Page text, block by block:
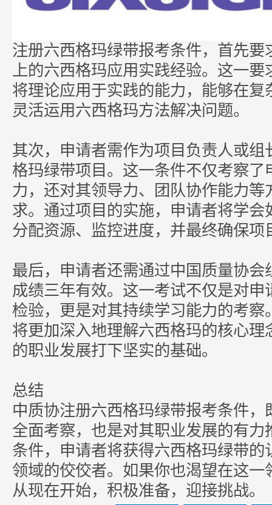
注册六西格玛绿带报考条件，首先要
上的六西格玛应用实践经验。这一要
将理论应用于实践的能力，能够在复
灵活运用六西格玛方法解决问题。
其次，申请者需作为项目负责人或组
格玛绿带项目。这一条件不仅考察了
力，还对其领导力、团队协作能力等
求。通过项目的实施，申请者将学会
分配资源、监控进度，并最终确保项
最后，申请者还需通过中国质量协会
成绩三年有效。这一考试不仅是对申
检验，更是对其持续学习能力的考察
将更加深入地理解六西格玛的核心理
的职业发展打下坚实的基础。
总结
中质协注册六西格玛绿带报考条件，
全面考察，也是对其职业发展的有力
条件，申请者将获得六西格玛绿带的
领域的佼佼者。如果你也渴望在这一
从现在开始，积极准备，迎接挑战。